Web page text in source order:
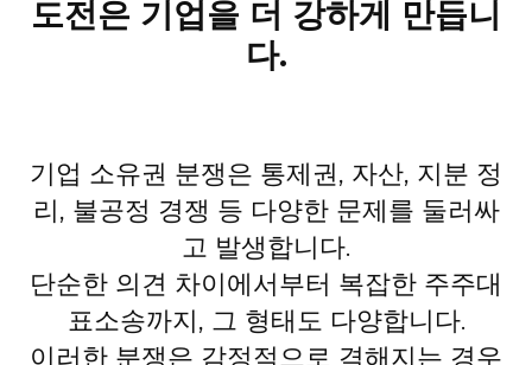
도전은 기업을 더 강하게 만듭니
다.
기업 소유권 분쟁은 통제권, 자산, 지분 정
리, 불공정 경쟁 등 다양한 문제를 둘러싸
고 발생합니다.
단순한 의견 차이에서부터 복잡한 주주대
표소송까지, 그 형태도 다양합니다.
이러한 분쟁은 감정적으로 격해지는 경우